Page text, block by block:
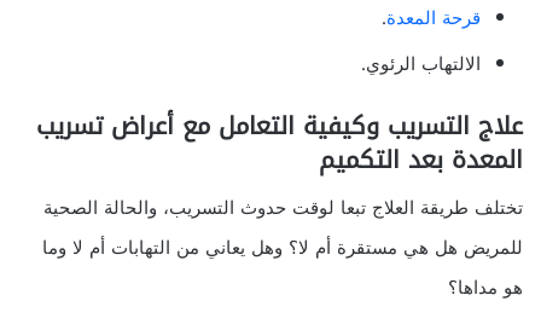
قرحة المعدة.
الالتهاب الرئوي.
علاج التسريب وكيفية التعامل مع أعراض تسريب
المعدة بعد التكميم
تختلف طريقة العلاج تبعا لوقت حدوث التسريب، والحالة الصحية
للمريض هل هي مستقرة أم لا؟ وهل يعاني من التهابات أم لا وما
هو مداها؟